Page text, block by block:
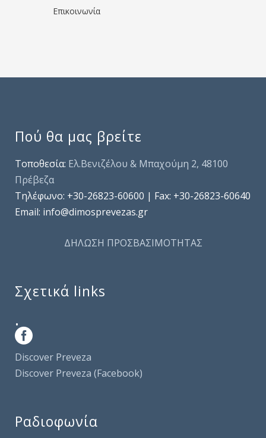
Επικοινωνία
Πού θα μας βρείτε
Τοποθεσία: Ελ.Βενιζέλου & Μπαχούμη 2, 48100
Πρέβεζα
Τηλέφωνo: +30-26823-60600 | Fax: +30-26823-60640
Email: info@dimosprevezas.gr
ΔΗΛΩΣΗ ΠΡΟΣΒΑΣΙΜΟΤΗΤΑΣ
Σχετικά links
.
Discover Preveza
Discover Preveza (Facebook)
Ραδιοφωνία